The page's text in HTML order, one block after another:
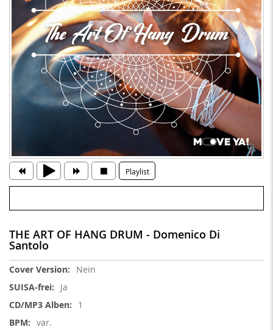
Playlist
THE ART OF HANG DRUM - Domenico Di
Santolo
Weitere
Nein
Ja
1
var.